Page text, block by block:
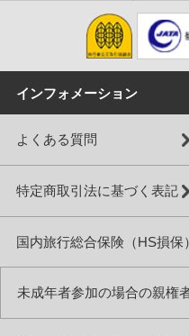
インフォメーション
よくある質問
特定商取引法に基づく表記
国内旅行総合保険（HS損保）
未成年者参加の場合の親権